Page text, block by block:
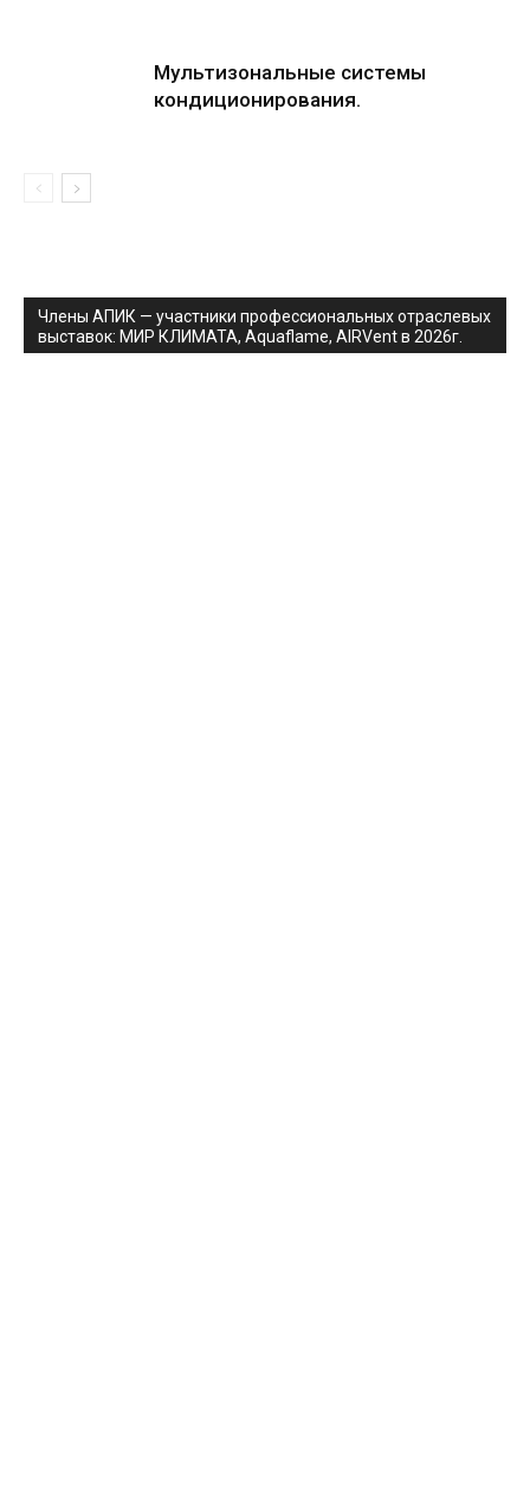
Мультизональные системы
кондиционирования.
Члены АПИК — участники профессиональных отраслевых
выставок: МИР КЛИМАТА, Aquaflame, AIRVent в 2026г.